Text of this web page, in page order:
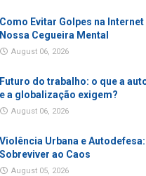
Como Evitar Golpes na Internet
Nossa Cegueira Mental
August 06, 2026
Futuro do trabalho: o que a
e a globalização exigem?
August 06, 2026
Violência Urbana e
Sobreviver ao Caos
August 05, 2026